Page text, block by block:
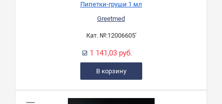
Пипетки-груши 1 мл
Greetmed
Кат. №:12006605'
1 141,03 руб.
В корзину